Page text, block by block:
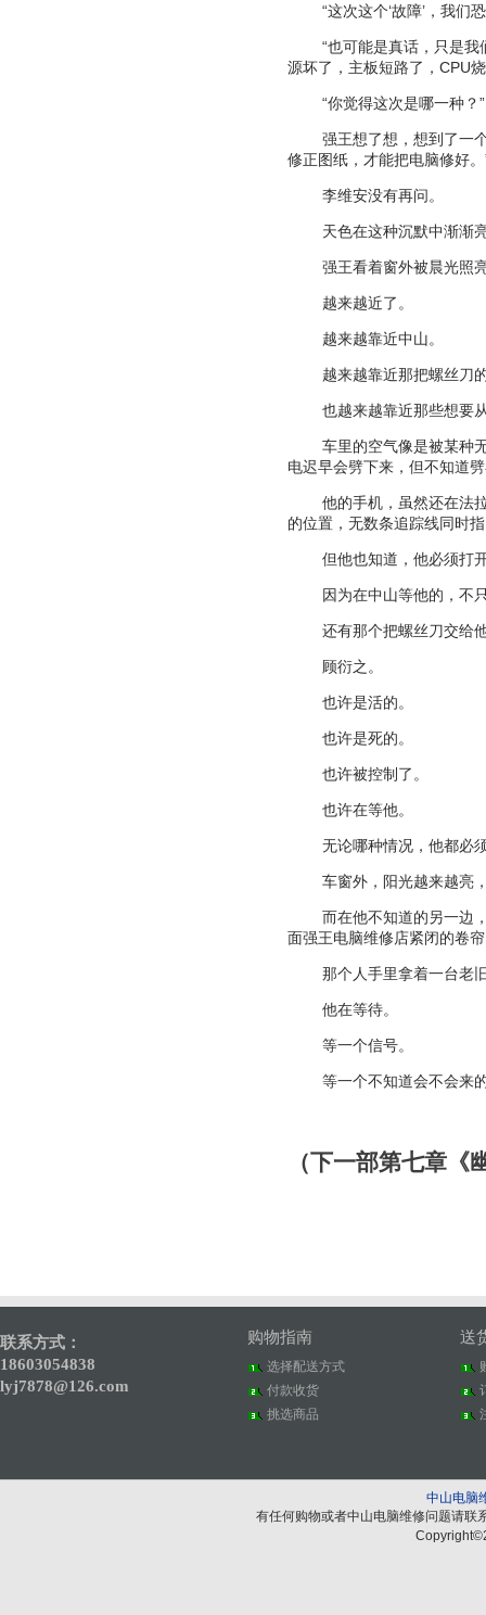
“这次这个‘故障’ ，我们
“也可能是真话，只是我
源坏了，主板短路了， CPU
“你觉得这次是哪一种？”
强王想了想，想到了一
修正图纸，才能把电脑修好。
李维安没有再问。
天色在这种沉默中渐渐
强王看着窗外被晨光照
越来越近了。
越来越靠近中山。
越来越靠近那把螺丝刀
也越来越靠近那些想要
车里的空气像是被某种
电迟早会劈下来，但不知道
他的手机，虽然还在法
的位置，无数条追踪线同时
但他也知道，他必须打
因为在中山等他的，不
还有那个把螺丝刀交给
顾衍之。
也许是活的。
也许是死的。
也许被控制了。
也许在等他。
无论哪种情况，他都必
车窗外，阳光越来越亮
而在他不知道的另一边
面强王电脑维修店紧闭的卷
那个人手里拿着一台老
他在等待。
等一个信号。
等一个不知道会不会来
（下一部第七章《
联系方式：
18603054838
lyj7878@126.com
购物指南
选择配送方式
付款收货
挑选商品
送
中山电脑
有任何购物或者中山电脑维修问题请联